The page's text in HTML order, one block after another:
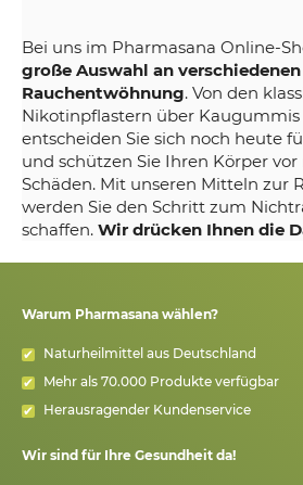
Bei uns im Pharmasana Online-
große Auswahl an
Rauchentwöhnung. Von den
Nikotinpflastern über Kaugummis
entscheiden Sie sich noch heute
und schützen Sie Ihren Körper
Schäden. Mit unseren Mitteln zur
werden Sie den Schritt zum
schaffen. Wir drücken Ihnen die
Warum Pharmasana wählen?
Naturheilmittel aus Deutschland
Mehr als 70.000 Produkte verfügbar
Herausragender Kundenservice
Wir sind für Ihre Gesundheit da!